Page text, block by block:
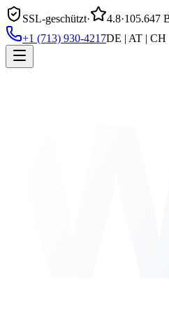
SSL-geschützt· 4.8·105.647
+1 (713) 930-4217DE | AT | CH